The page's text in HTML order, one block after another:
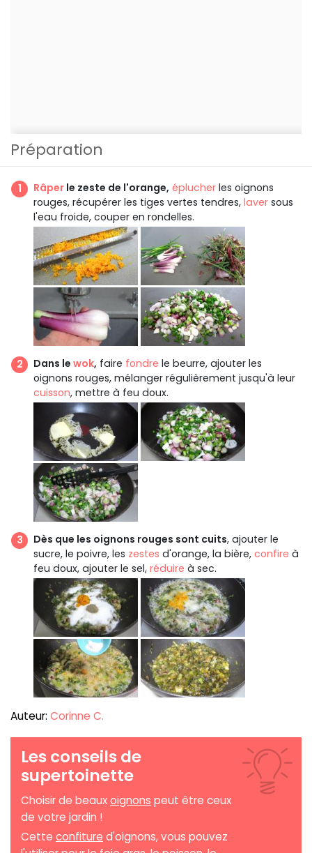
Préparation
Râper le zeste de l'orange, éplucher les oignons
rouges, récupérer les tiges vertes tendres, laver sous
l'eau froide, couper en rondelles.
Dans le wok, faire fondre le beurre, ajouter les
oignons rouges, mélanger régulièrement jusqu'à leur
cuisson, mettre à feu doux.
Dès que les oignons rouges sont cuits, ajouter le
sucre, le poivre, les zestes d'orange, la bière, confire à
feu doux, ajouter le sel, réduire à sec.
Auteur: Corinne C.
Les conseils de
supertoinette
Choisir de beauxoignons peut être ceux
de votre jardin !
Cette confiture d'oignons, vous pouvez